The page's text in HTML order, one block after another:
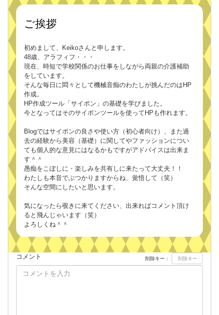
ご挨拶
初めまして、Keikoさんと申します。
48歳、アラフィフ・・・
現在、時短で学校関係のお仕事をしながら両親の介護補助
をしています。
そんな毎日に悶々として機械音痴のわたしが挑んだのはHP
作成。
HP作成ツール「サイポン」の基礎を学びました。
今となってはそのサイポンツールを使ってHPも作れます。
Blogではサイポンの良さや使い方（初心者向け）、また過
去の経験から美容（基礎）に関してやファッションについ
ても個人的な意見にはなるかもですがアドバイスは出来ま
す＾＾
愚痴をこぼしに・楽しみを共有しに来たって大丈夫！！
わたしも本音でぶつかりますからね、覚悟して（笑）
そんな空間にしたいと思います。
気になったら覗きに来てください、出来ればコメント頂け
ると飛んじゃいます（笑）
よろしくね＾＾
コメント 削除キー：